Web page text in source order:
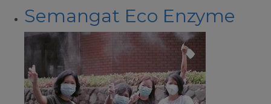
Semangat Eco Enzyme